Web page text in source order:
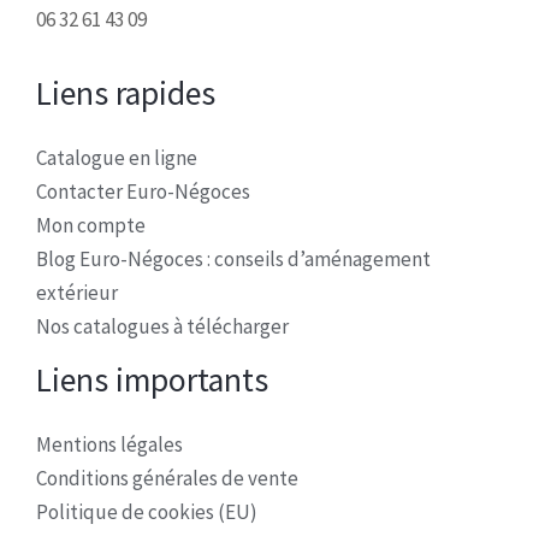
06 32 61 43 09
Liens rapides
Catalogue en ligne
Contacter Euro-Négoces
Mon compte
Blog Euro-Négoces : conseils d’aménagement
extérieur
Nos catalogues à télécharger
Liens importants
Mentions légales
Conditions générales de vente
Politique de cookies (EU)